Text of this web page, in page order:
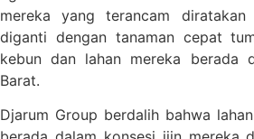
mereka yang terancam
diganti dengan tanaman cepat
kebun dan lahan mereka berada
Barat.
Djarum Group berdalih bahwa